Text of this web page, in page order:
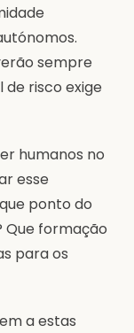
sempre
risco exige
humanos no
esse
ponto do
Que formação
para os
a estas